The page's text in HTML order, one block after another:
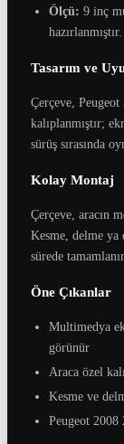
Ölçü: 9 inç
hazırlanmıştır.
Tasarım ve
Çerçeve,
kalıplanmıştır;
sürüş sırasında
Kolay Montaj
Çerçeve, aracın
Kesme, delme ya
sürede tamamlanır.
Öne Çıkanlar
Multimedya
görünür
Araca özel
Kesme ve
Peugeot